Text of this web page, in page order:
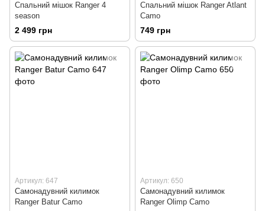
Спальний мішок Ranger 4
season
2 499 грн
Спальний мішок Ranger Atlant
Camo
749 грн
Артикул: 647
Самонадувний килимок
Ranger Batur Camo
Артикул: 650
Самонадувний килимок
Ranger Оlimp Camo